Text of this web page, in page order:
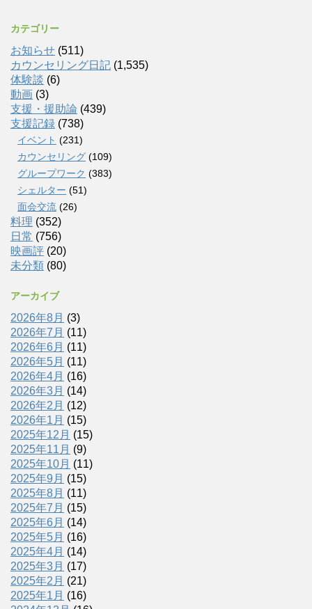
カテゴリー
お知らせ (511)
カウンセリング日記 (1,535)
体験談 (6)
動画 (3)
支援・援助論 (439)
支援記録 (738)
イベント (231)
カウンセリング (109)
グループワーク (383)
シェルター (51)
面会交流 (26)
料理 (352)
日常 (756)
映画評 (20)
未分類 (80)
アーカイブ
2026年8月 (3)
2026年7月 (11)
2026年6月 (11)
2026年5月 (11)
2026年4月 (16)
2026年3月 (14)
2026年2月 (12)
2026年1月 (15)
2025年12月 (15)
2025年11月 (9)
2025年10月 (11)
2025年9月 (15)
2025年8月 (11)
2025年7月 (15)
2025年6月 (14)
2025年5月 (16)
2025年4月 (14)
2025年3月 (17)
2025年2月 (21)
2025年1月 (16)